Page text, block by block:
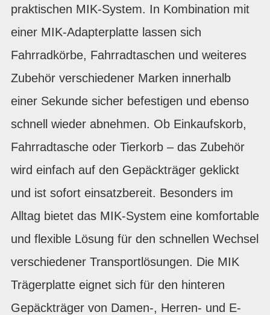
praktischen MIK-System. In Kombination mit
einer MIK-Adapterplatte lassen sich
Fahrradkörbe, Fahrradtaschen und weiteres
Zubehör verschiedener Marken innerhalb
einer Sekunde sicher befestigen und ebenso
schnell wieder abnehmen. Ob Einkaufskorb,
Fahrradtasche oder Tierkorb – das Zubehör
wird einfach auf den Gepäckträger geklickt
und ist sofort einsatzbereit. Besonders im
Alltag bietet das MIK-System eine komfortable
und flexible Lösung für den schnellen Wechsel
verschiedener Transportlösungen. Die MIK
Trägerplatte eignet sich für den hinteren
Gepäckträger von Damen-, Herren- und E-